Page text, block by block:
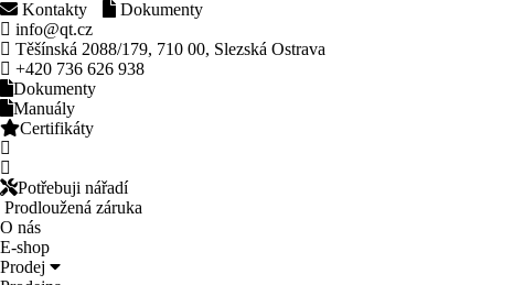
Kontakty
Dokumenty
info@qt.cz
Těšínská 2088/179, 710 00, Slezská Ostrava
+420 736 626 938
Dokumenty
Manuály
Certifikáty
Potřebuji nářadí
Prodloužená záruka
O nás
E-shop
Prodej